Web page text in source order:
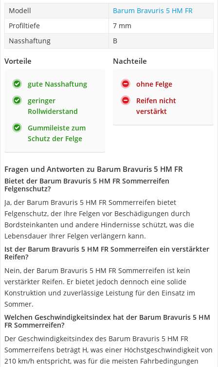
Modell
Barum Bravuris 5 HM FR
Profiltiefe
7 mm
Nasshaftung
B
Vorteile
gute Nasshaftung
geringer
Rollwiderstand
Gummileiste zum
Schutz der Felge
Nachteile
ohne Felge
Reifen nicht
verstärkt
Fragen und Antworten zu Barum Bravuris 5 HM FR
Bietet der Barum Bravuris 5 HM FR Sommerreifen
Felgenschutz?
Ja, der Barum Bravuris 5 HM FR Sommerreifen bietet
Felgenschutz, der Ihre Felgen vor Beschädigungen durch
Bordsteinkanten und andere Hindernisse schützt, was die
Lebensdauer Ihrer Felgen verlängern kann.
Ist der Barum Bravuris 5 HM FR Sommerreifen ein verstärkter
Reifen?
Nein, der Barum Bravuris 5 HM FR Sommerreifen ist kein
verstärkter Reifen. Er bietet jedoch dennoch eine solide
Konstruktion und zuverlässige Leistung für den Einsatz im
Sommer.
Welchen Geschwindigkeitsindex hat der Barum Bravuris 5 HM
FR Sommerreifen?
Der Geschwindigkeitsindex des Barum Bravuris 5 HM FR
Sommerreifens beträgt H, was einer Höchstgeschwindigkeit von
210 km/h entspricht, was für die meisten Fahrbedingungen